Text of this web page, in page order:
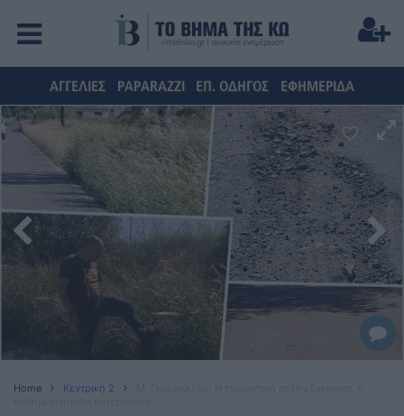
ΑΓΓΕΛΙΕΣ PAPARAZZI ΕΠ. ΟΔΗΓΟΣ ΕΦΗΜΕΡΙΔΑ
Home Κεντρική 2